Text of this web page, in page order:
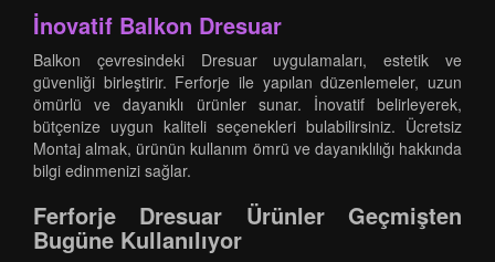
İnovatif Balkon Dresuar
Balkon çevresindeki Dresuar uygulamaları, estetik ve
güvenliği birleştirir. Ferforje ile yapılan düzenlemeler, uzun
ömürlü ve dayanıklı ürünler sunar. İnovatif belirleyerek,
bütçenize uygun kaliteli seçenekleri bulabilirsiniz. Ücretsiz
Montaj almak, ürünün kullanım ömrü ve dayanıklılığı hakkında
bilgi edinmenizi sağlar.
Ferforje Dresuar Ürünler Geçmişten
Bugüne Kullanılıyor